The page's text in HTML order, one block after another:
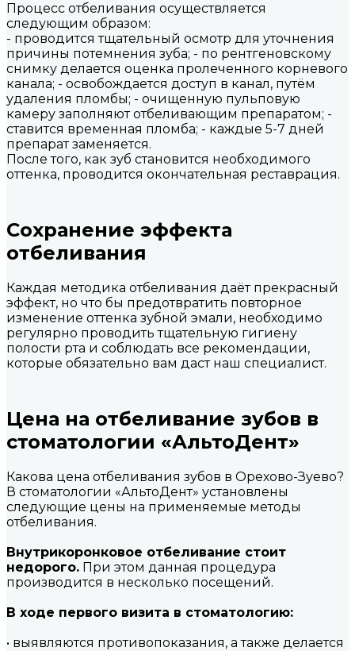
Процесс отбеливания осуществляется
следующим образом:
- проводится тщательный осмотр для уточнения
причины потемнения зуба; - по рентгеновскому
снимку делается оценка пролеченного корневого
канала; - освобождается доступ в канал, путём
удаления пломбы; - очищенную пульповую
камеру заполняют отбеливающим препаратом; -
ставится временная пломба; - каждые 5-7 дней
препарат заменяется.
После того, как зуб становится необходимого
оттенка, проводится окончательная реставрация.
Сохранение эффекта
отбеливания
Каждая методика отбеливания даёт прекрасный
эффект, но что бы предотвратить повторное
изменение оттенка зубной эмали, необходимо
регулярно проводить тщательную гигиену
полости рта и соблюдать все рекомендации,
которые обязательно вам даст наш специалист.
Цена на отбеливание зубов в
стоматологии «АльтоДент»
Какова цена отбеливания зубов в Орехово-Зуево?
В стоматологии «АльтоДент» установлены
следующие цены на применяемые методы
отбеливания.
Внутрикоронковое отбеливание стоит
недорого. При этом данная процедура
производится в несколько посещений.
В ходе первого визита в стоматологию:
• выявляются противопоказания, а также делается